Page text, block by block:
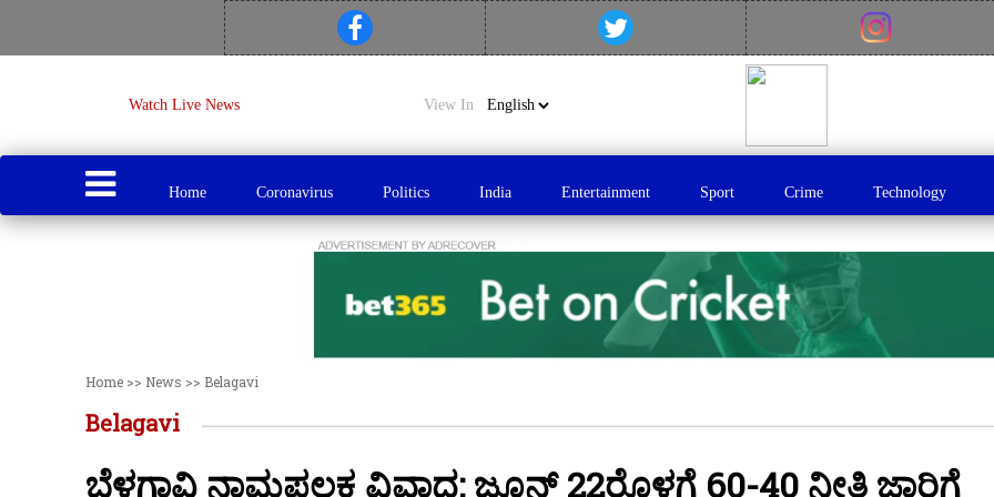
Watch Live News View In
Home Coronavirus Politics India Entertainment Sport Crime Technology
Home >> News >> Belagavi
Belagavi
ಬೆಳಗಾವಿ ನಾಮಫಲಕ ವಿವಾದ: ಜೂನ್ 22ರೊಳಗೆ 60-40 ನೀತಿ ಜಾರಿಗೆ